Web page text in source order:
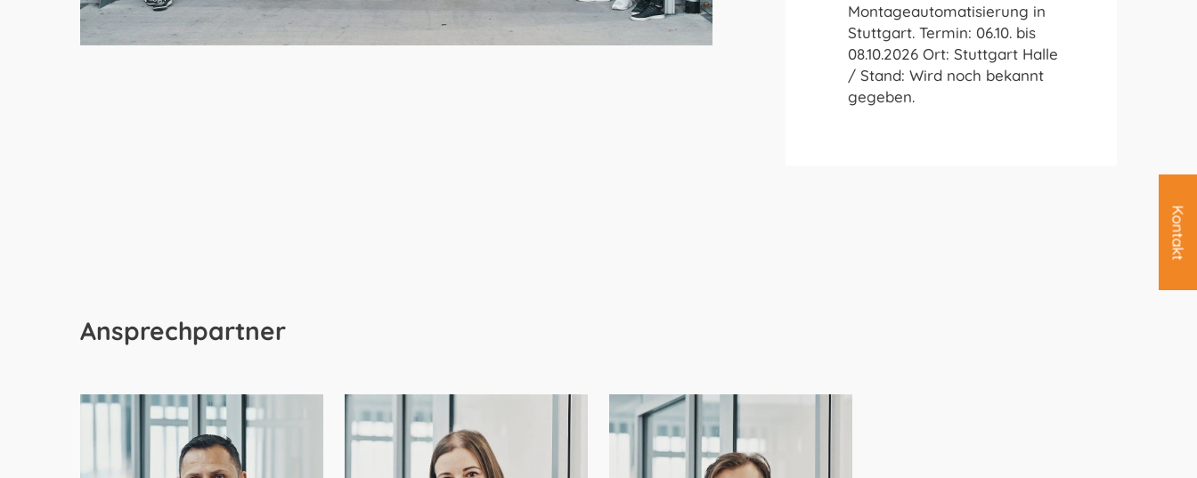
Montageautomatisierung in
Stuttgart. Termin: 06.10. bis
08.10.2026 Ort: Stuttgart Halle
/ Stand: Wird noch bekannt
gegeben.
Ansprechpartner
Kontakt